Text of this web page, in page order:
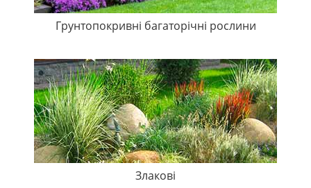
Грунтопокривні багаторічні рослини
Злакові